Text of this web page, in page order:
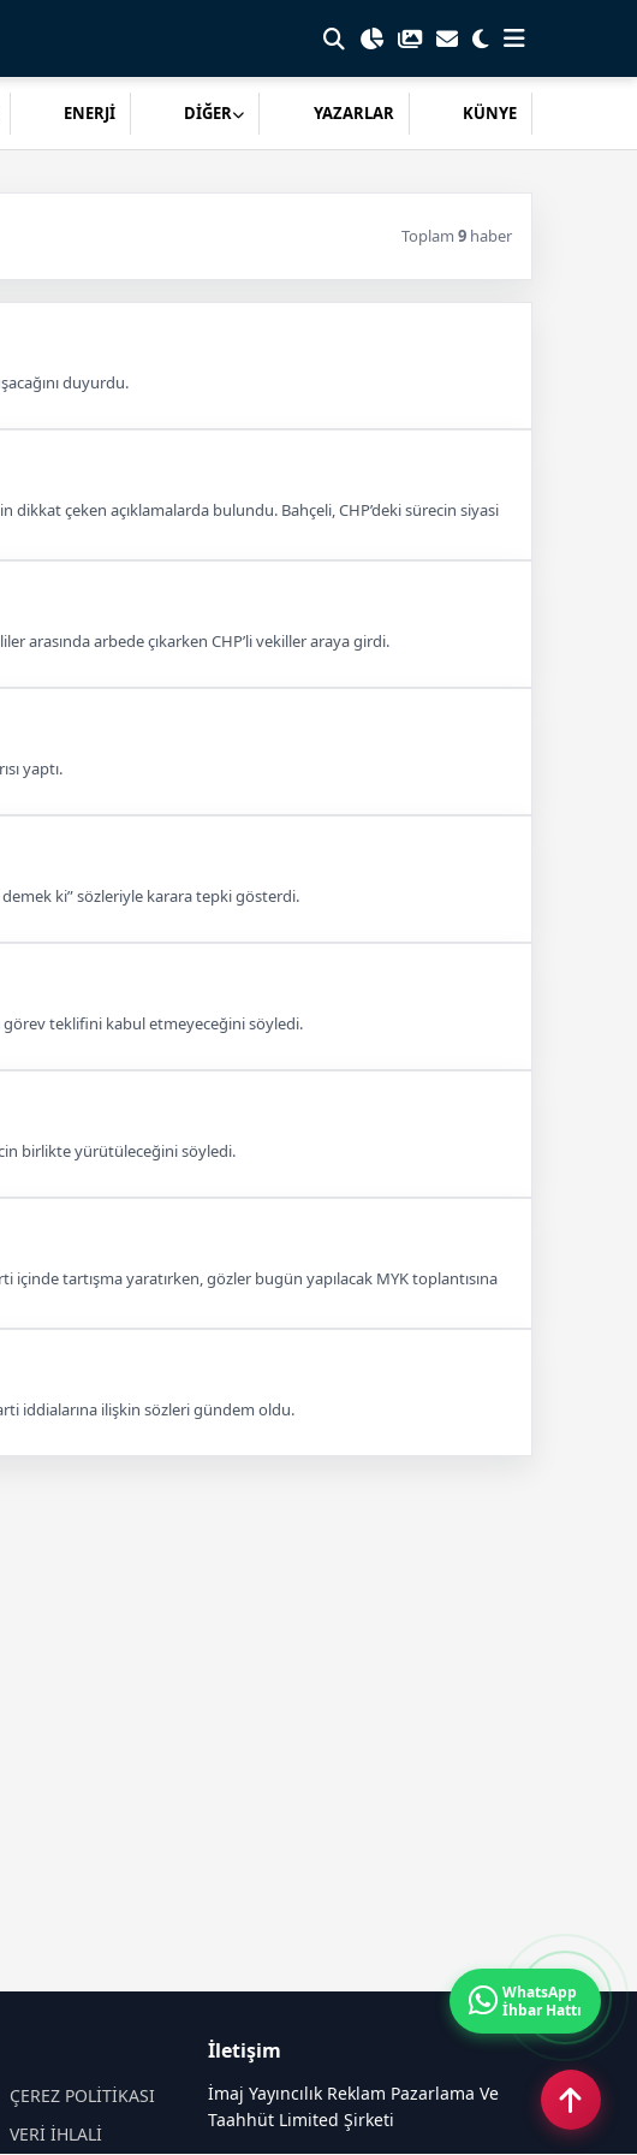
ENERJİ DİĞER YAZARLAR KÜNYE
Toplam 9 haber
duyurdu.
dikkat çeken açıklamalarda bulundu. Bahçeli, CHP’deki sürecin siyasi
arasında arbede çıkarken CHP’li vekiller araya girdi.
yaptı.
demek ki” sözleriyle karara tepki gösterdi.
görev teklifini kabul etmeyeceğini söyledi.
birlikte yürütüleceğini söyledi.
içinde tartışma yaratırken, gözler bugün yapılacak MYK toplantısına
iddialarına ilişkin sözleri gündem oldu.
ÇEREZ POLİTİKASI
VERİ İHLALİ
İletişim
İmaj Yayıncılık Reklam Pazarlama Ve
Taahhüt Limited Şirketi
WhatsApp
İhbar Hattı